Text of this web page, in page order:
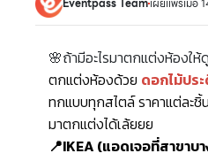
🌸ถ้ามีอะไรมาตกแต่งห้องใ
ตกแต่งห้องด้วย ดอกไม้ปร
ทกแบบทุกสไตล์ ราคาแต่ละ
มาตกแต่งได้เล้ยยย
📍IKEA (แอดเจอที่สาขาบ